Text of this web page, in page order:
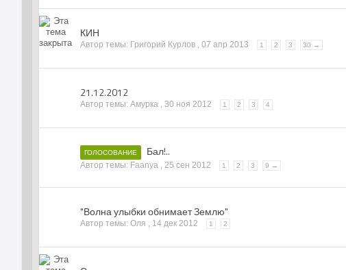
КИН
Автор темы: Григорий Курлов ,07 апр 2013 1 2 3 30 →
21.12.2012
Автор темы: Амурка ,30 ноя 2012 1 2 3 4
ГОЛОСОВАНИЕ Бал!..
Автор темы: Faanya ,25 сен 2012 1 2 3 9 →
"Волна улыбки обнимает Землю"
Автор темы: Оля , 14 дек 2012 1 2